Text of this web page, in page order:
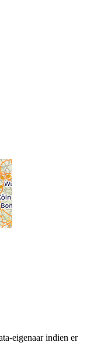
eigenaar indien er